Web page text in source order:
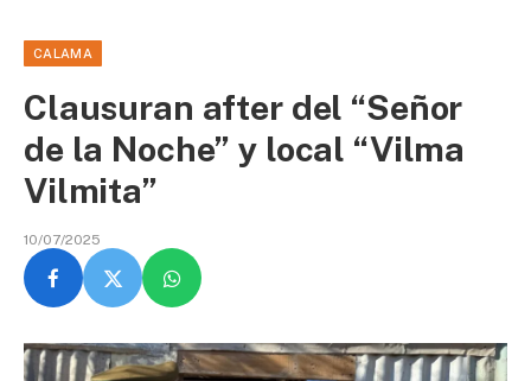
CALAMA
Clausuran after del “Señor
de la Noche” y local “Vilma
Vilmita”
10/07/2025